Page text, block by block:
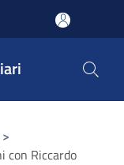
>
con Riccardo